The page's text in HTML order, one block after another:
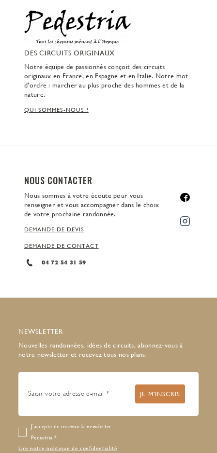
DES CIRCUITS ORIGINAUX
Notre équipe de passionnés conçoit des circuits
originaux en France, en Espagne et en Italie. Notre mot
d’ordre : marcher au plus proche des hommes et de la
nature.
QUI SOMMES-NOUS ?
NOUS CONTACTER
Nous sommes à votre écoute pour vous
renseigner et vous accompagner dans le choix
de votre prochaine randonnée.
DEMANDE DE DEVIS
DEMANDE DE CONTACT
04 72 54 31 59
NEWSLETTER
Nouvelles randonnées, idées de circuits, abonnez-vous à
notre newsletter et recevez tous nos plans.
J’accepte de recevoir la newsletter
Pedestria
Lire notre politique de confidentialité